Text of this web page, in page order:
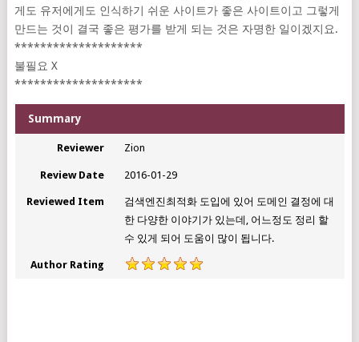
게도 유저에게도 인식하기 쉬운 사이트가 좋은 사이트이고 그렇게
만드는 것이 결국 좋은 평가를 받게 되는 것은 자명한 일이겠지요.
********************
불필요 X
********************
Summary
Reviewer Zion
Review Date 2016-01-29
Reviewed Item
검색엔진최적화 도입에 있어 도메인 결정에 대
한 다양한 이야기가 있는데, 어느정도 정리 할
수 있게 되어 도움이 많이 됩니다.
Author Rating